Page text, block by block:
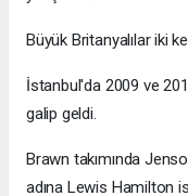
Büyük Britanyalılar iki
İstanbul'da 2009 ve
galip geldi.
Brawn takımında
adına Lewis Hamilton